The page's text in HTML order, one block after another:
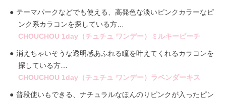
テーマパークなどでも使える、高発色な淡いピンクカラーなピ
ンク系カラコンを探している方…
CHOUCHOU 1day（チュチュ ワンデー）ミルキーピーチ
消えちゃいそうな透明感あふれる瞳を叶えてくれるカラコンを
探している方…
CHOUCHOU 1day（チュチュ ワンデー）ラベンダーキス
普段使いもできる、ナチュラルなほんのりピンクが入ったピン